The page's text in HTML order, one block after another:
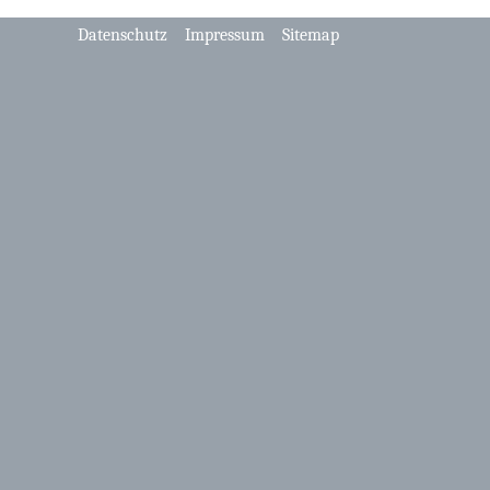
Datenschutz Impressum Sitemap